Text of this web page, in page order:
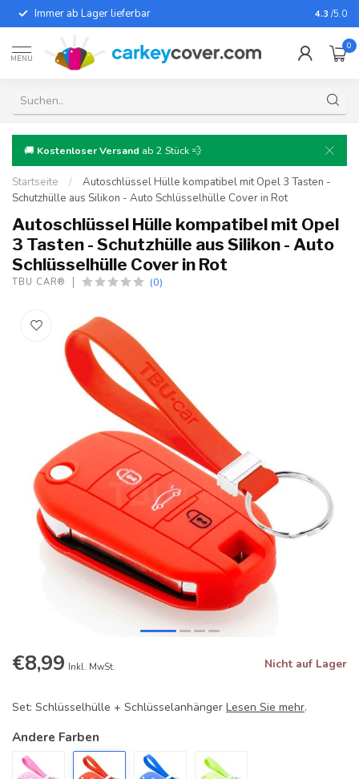
Immer ab Lager lieferbar Für fast
4.3 /5.0
MENU
0
🚚 Kostenloser Versand ab 2 Stück 💨
Startseite /
Autoschlüssel Hülle kompatibel mit Opel 3 Tasten -
Schutzhülle aus Silikon - Auto Schlüsselhülle Cover in Rot
Autoschlüssel Hülle kompatibel mit Opel
3 Tasten - Schutzhülle aus Silikon - Auto
Schlüsselhülle Cover in Rot
TBU CAR® (0)
€8,99 Inkl. MwSt. Nicht auf Lager
Set: Schlüsselhülle + Schlüsselanhänger Lesen Sie mehr.
Andere Farben